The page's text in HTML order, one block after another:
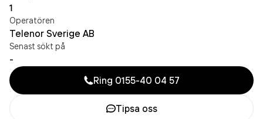
1
Operatören
Telenor Sverige AB
Senast sökt på
-
Ring 0155-40 04 57
Tipsa oss